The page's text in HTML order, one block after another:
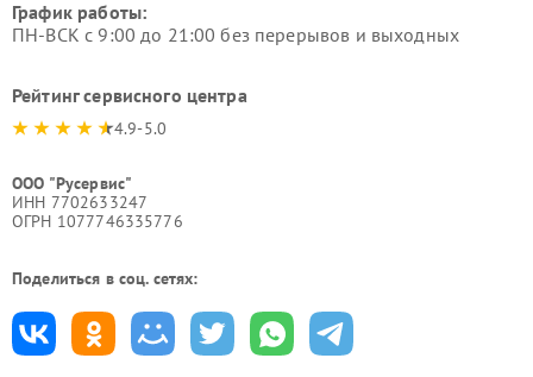
График работы:
ПН-ВСК с 9:00 до 21:00 без перерывов и выходных
Рейтинг сервисного центра
4.9-5.0
ООО "Русервис"
ИНН 7702633247
ОГРН 1077746335776
Поделиться в соц. сетях: